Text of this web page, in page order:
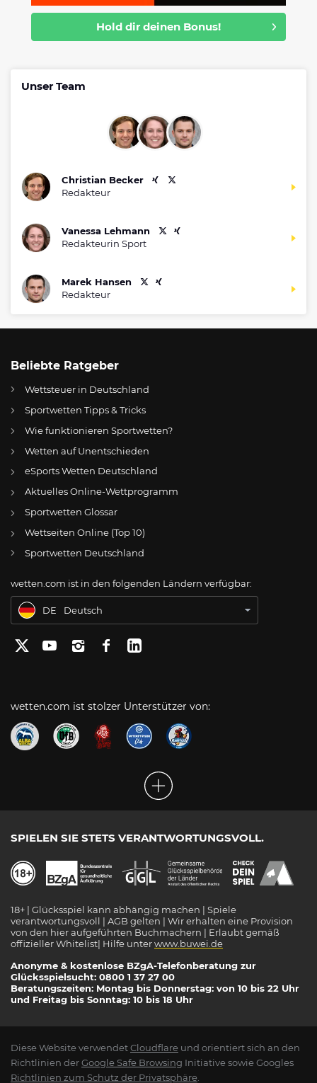
Hold dir deinen Bonus!
Unser Team
Christian Becker
Redakteur
Vanessa Lehmann
Redakteurin Sport
Marek Hansen
Redakteur
Beliebte Ratgeber
Wettsteuer in Deutschland
Sportwetten Tipps & Tricks
Wie funktionieren Sportwetten?
Wetten auf Unentschieden
eSports Wetten Deutschland
Aktuelles Online-Wettprogramm
Sportwetten Glossar
Wettseiten Online (Top 10)
Sportwetten Deutschland
wetten.com ist in den folgenden Ländern verfügbar:
AT Online Wetten Österreich
CH Online Glücksspiel Schweiz
Apostas Online no Brasil
DE
Deutsch
wetten.com ist stolzer Unterstützer von:
SPIELEN SIE STETS VERANTWORTUNGSVOLL.
18+ | Glücksspiel kann abhängig machen | Spiele
verantwortungsvoll | AGB gelten | Wir erhalten eine Provision
von den hier aufgeführten Buchmachern | Erlaubt gemäß
offizieller Whitelist| Hilfe unterwww.buwei.de
Anonyme & kostenlose BZgA-Telefonberatung zur
Glücksspielsucht: 0800 1 37 27 00
Beratungszeiten: Montag bis Donnerstag: von 10 bis 22 Uhr
und Freitag bis Sonntag: 10 bis 18 Uhr
Diese Website verwendetCloudflare und orientiert sich an den
Richtlinien derGoogle Safe Browsing Initiative sowie Googles
Richtlinien zum Schutz der Privatsphäre